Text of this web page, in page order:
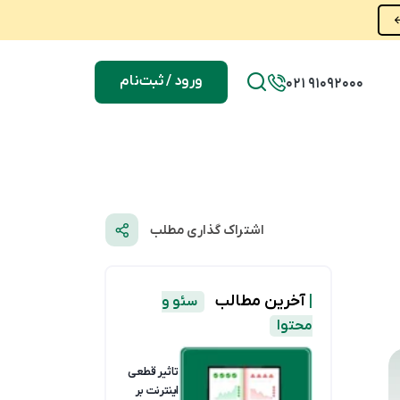
021 91092000 ورود / ثبت‌نام
اشتراک گذاری مطلب
آخرین مطالب
سئو و
محتوا
تاثیر قطعی
اینترنت بر